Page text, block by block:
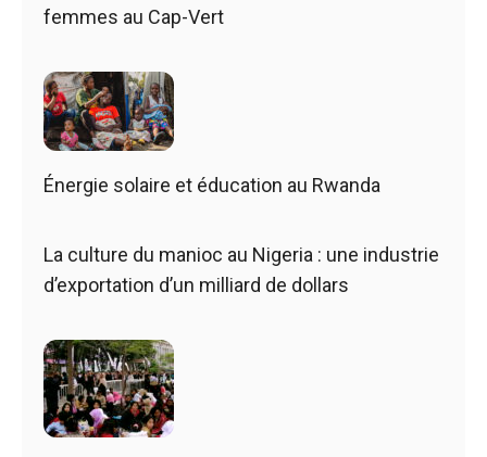
femmes au Cap-Vert
Énergie solaire et éducation au Rwanda
La culture du manioc au Nigeria : une industrie
d’exportation d’un milliard de dollars